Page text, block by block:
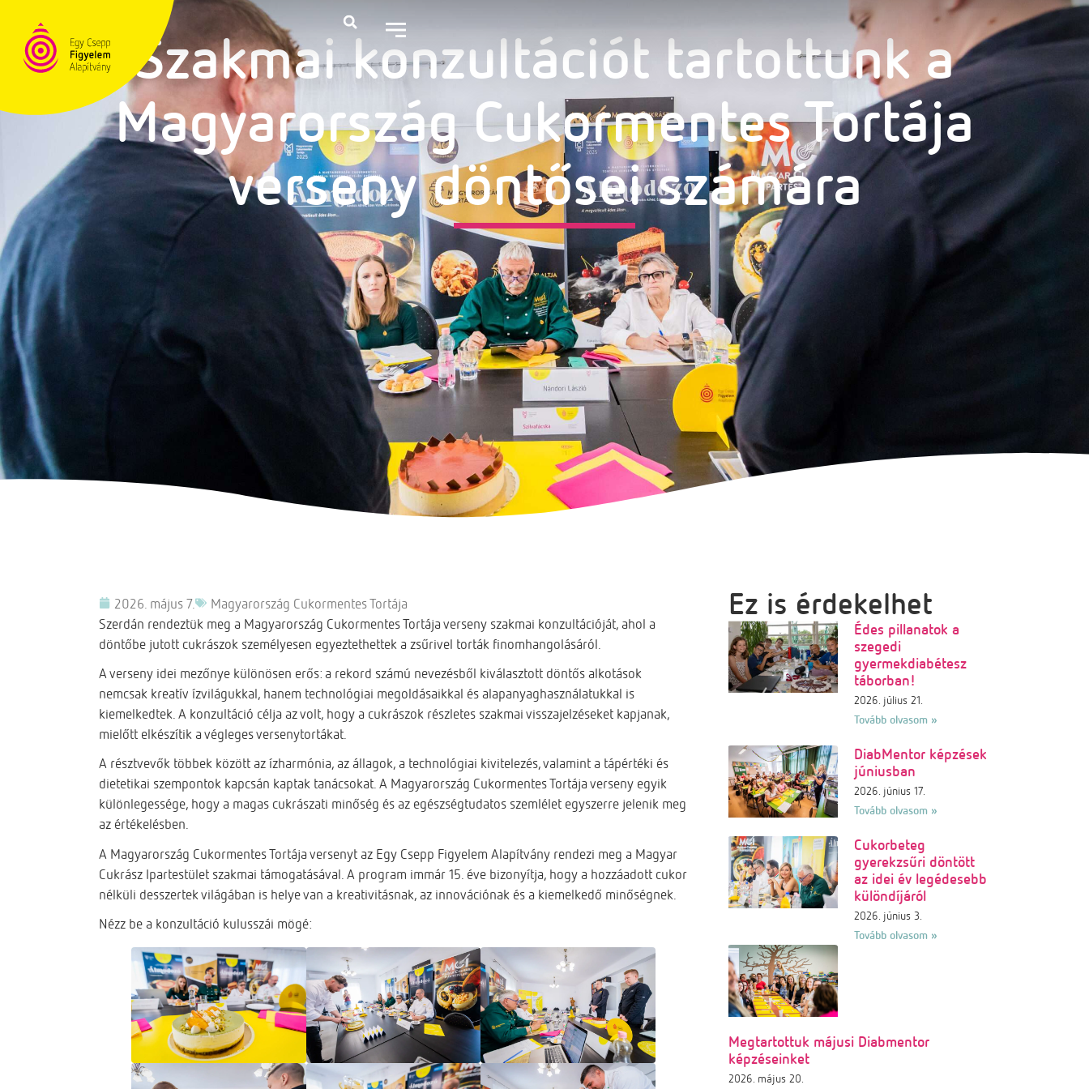
TÁMOGATÁS
Szakmai konzultációt tartottunk a
Magyarország Cukormentes Tortája
verseny döntősei számára
2026. május 7.
Magyarország Cukormentes Tortája
Szerdán rendeztük meg a Magyarország Cukormentes Tortája verseny szakmai konzultációját, ahol a
döntőbe jutott cukrászok személyesen egyeztethettek a zsűrivel torták finomhangolásáról.
A verseny idei mezőnye különösen erős: a rekord számú nevezésből kiválasztott döntős alkotások
nemcsak kreatív ízvilágukkal, hanem technológiai megoldásaikkal és alapanyaghasználatukkal is
kiemelkedtek. A konzultáció célja az volt, hogy a cukrászok részletes szakmai visszajelzéseket kapjanak,
mielőtt elkészítik a végleges versenytortákat.
A résztvevők többek között az ízharmónia, az állagok, a technológiai kivitelezés, valamint a tápértéki és
dietetikai szempontok kapcsán kaptak tanácsokat. A Magyarország Cukormentes Tortája verseny egyik
különlegessége, hogy a magas cukrászati minőség és az egészségtudatos szemlélet egyszerre jelenik meg
az értékelésben.
A Magyarország Cukormentes Tortája versenyt az Egy Csepp Figyelem Alapítvány rendezi meg a Magyar
Cukrász Ipartestület szakmai támogatásával. A program immár 15. éve bizonyítja, hogy a hozzáadott cukor
nélküli desszertek világában is helye van a kreativitásnak, az innovációnak és a kiemelkedő minőségnek.
Nézz be a konzultáció kulusszái mögé:
Ez is érdekelhet
Édes pillanatok a
szegedi
gyermekdiabétesz
táborban!
2026. július 21.
Tovább olvasom »
DiabMentor képzések
júniusban
2026. június 17.
Tovább olvasom »
Cukorbeteg
gyerekzsűri döntött
az idei év legédesebb
különdíjáról
2026. június 3.
Tovább olvasom »
Megtartottuk májusi Diabmentor
képzéseinket
2026. május 20.